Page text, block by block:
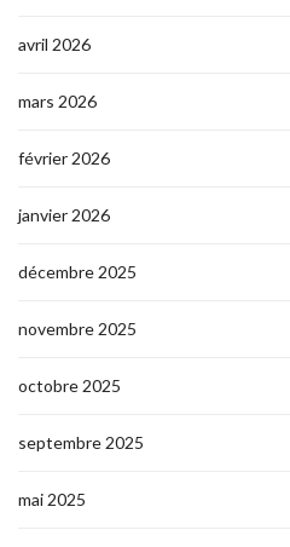
avril 2026
mars 2026
février 2026
janvier 2026
décembre 2025
novembre 2025
octobre 2025
septembre 2025
mai 2025